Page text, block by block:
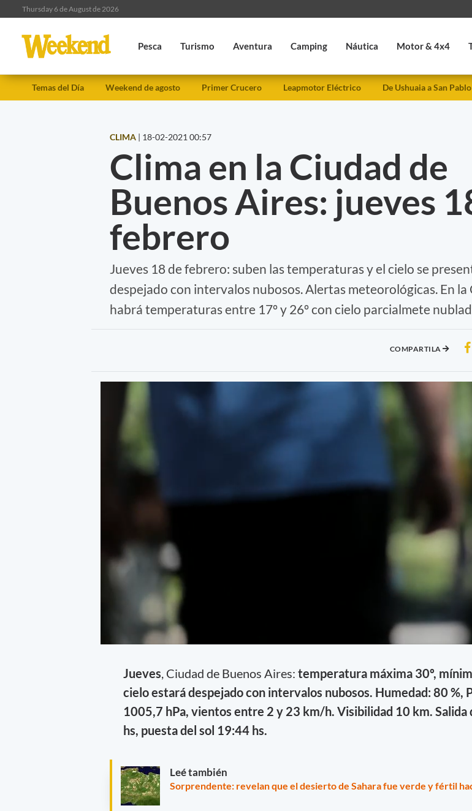
Thursday 6 de August de 2026
Pesca Turismo Aventura Camping Náutica Motor & 4x4
Temas del Día Weekend de agosto Primer Crucero Leapmotor Eléctrico De Ushuaia a San Pablo
CLIMA | 18-02-2021 00:57
Clima en la Ciudad de
Buenos Aires: jueves
febrero
Jueves 18 de febrero: suben las temperaturas y el cielo se
despejado con intervalos nubosos. Alertas meteorológicas. En
habrá temperaturas entre 17º y 26º con cielo parcialmete
COMPARTILA
Jueves , Ciudad de Buenos Aires: temperatura máxima 30º,
cielo estará despejado con intervalos nubosos. Humedad: 80 %,
1005,7 hPa, vientos entre 2 y 23 km/h. Visibilidad 10 km. Salida
hs, puesta del sol 19:44 hs.
Leé también
Sorprendente: revelan que el desierto de Sahara fue verde y fértil